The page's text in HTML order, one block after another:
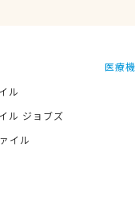
ル
ル ジョブズ
イル
医療